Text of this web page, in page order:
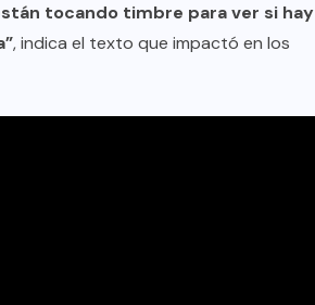
tocando timbre para ver si hay
, indica el texto que impactó en los